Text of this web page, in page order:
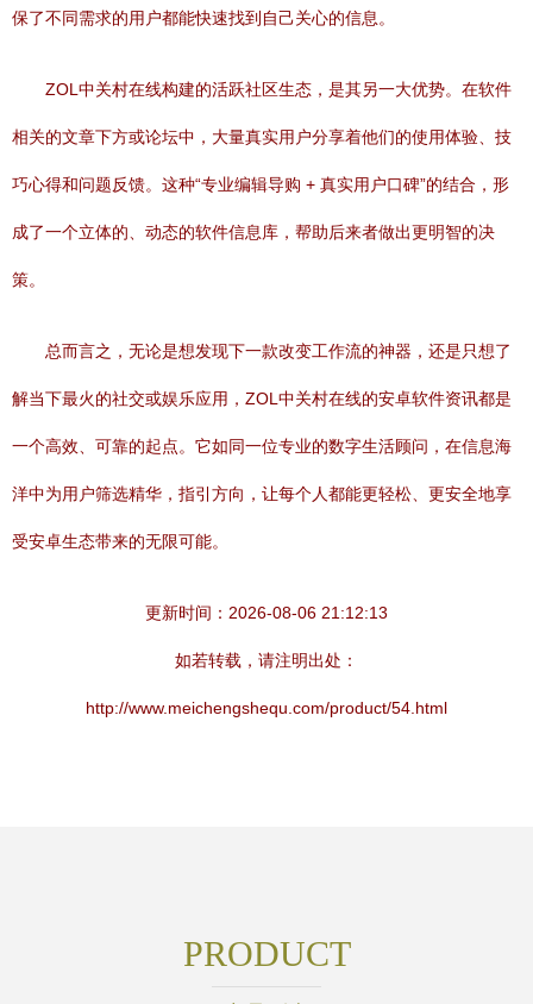
保了不同需求的用户都能快速找到自己关心的信息。
ZOL中关村在线构建的活跃社区生态，是其另一大优势。在软件
相关的文章下方或论坛中，大量真实用户分享着他们的使用体验、技
巧心得和问题反馈。这种“专业编辑导购 + 真实用户口碑”的结合，形
成了一个立体的、动态的软件信息库，帮助后来者做出更明智的决
策。
总而言之，无论是想发现下一款改变工作流的神器，还是只想了
解当下最火的社交或娱乐应用，ZOL中关村在线的安卓软件资讯都是
一个高效、可靠的起点。它如同一位专业的数字生活顾问，在信息海
洋中为用户筛选精华，指引方向，让每个人都能更轻松、更安全地享
受安卓生态带来的无限可能。
更新时间：2026-08-06 21:12:13
如若转载，请注明出处：
http://www.meichengshequ.com/product/54.html
PRODUCT